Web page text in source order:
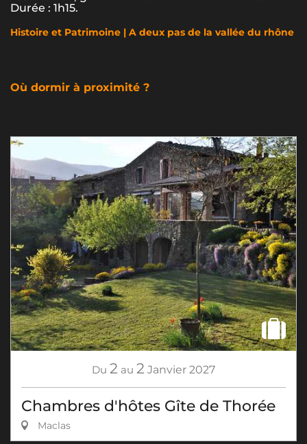
Durée : 1h15.
Histoire et Patrimoine | A deux pas de la vallée du rhône
Où dormir à proximité ?
Du 2 au 2 Janvier 2027
Chambres d'hôtes Gîte de Thorée
Maclas